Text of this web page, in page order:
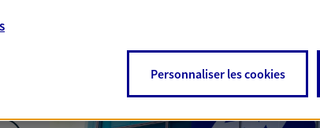
Personnaliser les cookies